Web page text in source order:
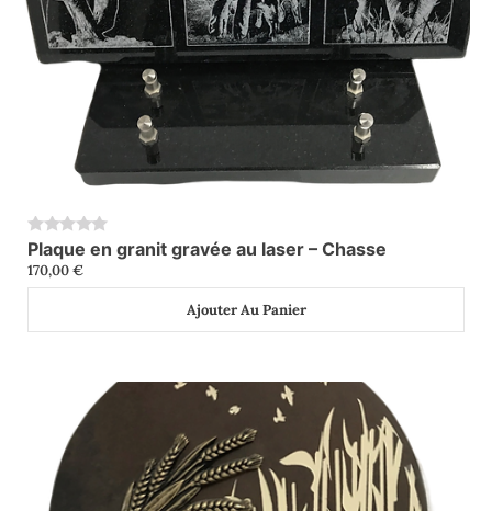
0
Plaque en granit gravée au laser – Chasse
170,00€
Ajouter Au Panier